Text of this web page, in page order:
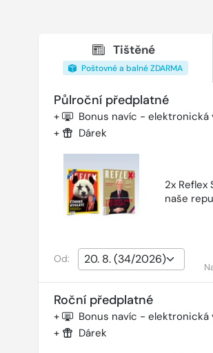
Tištěné
Poštovné a balné ZDARMA
Půlroční předplatné
+ Bonus navíc - elektronická
+ Dárek
2x
naše
Od:
Roční předplatné
+ Bonus navíc - elektronická
+
Dárek